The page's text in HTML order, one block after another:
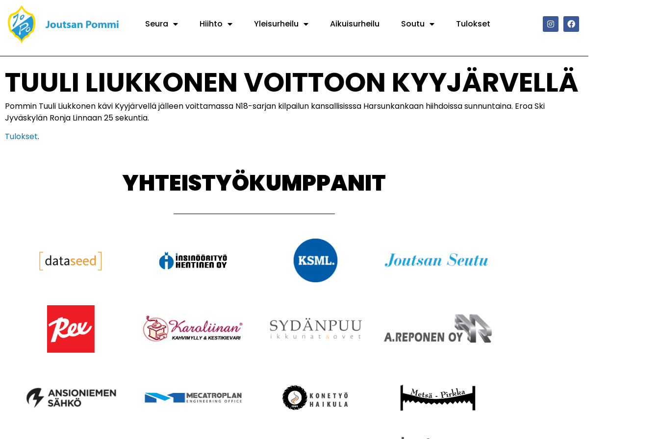
Seura Hiihto Yleisurheilu Aikuisurheilu Soutu Tulokset
TUULI LIUKKONEN VOITTOON KYYJÄRVELLÄ
Pommin Tuuli Liukkonen kävi Kyyjärvellä jälleen voittamassa N18-sarjan kilpailun kansallisisssa Harsunkankaan hiihdoissa sunnuntaina. Eroa Ski
Jyväskylän Ronja Linnaan 25 sekuntia.
Tulokset.
YHTEISTYÖKUMPPANIT